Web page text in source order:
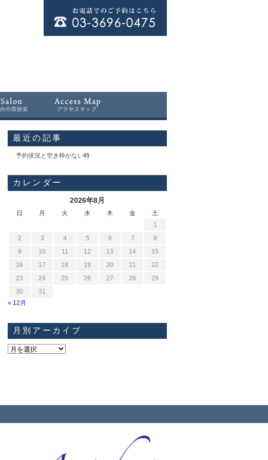
最近の記事
予約状況と空き枠がない時
カレンダー
2026年8月
日 月 火 水 木 金
土
1
2
3 4 5 6 7
8
9
10 11 12 13 14
15
16
17 18 19 20 21
22
23
24 25 26 27 28
29
30
31
« 12月
月別アーカイブ